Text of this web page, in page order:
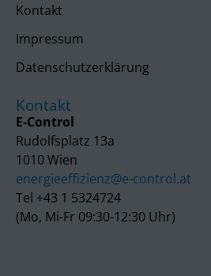
Kontakt
Impressum
Datenschutzerklärung
Kontakt
E-Control
Rudolfsplatz 13a
1010 Wien
energieeffizienz@e-control.at
Tel +43 1 5324724
(Mo, Mi-Fr 09:30-12:30 Uhr)